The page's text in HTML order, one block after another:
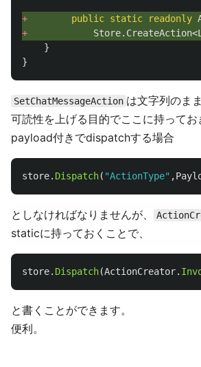
+ public static readonly
+
Store. CreateAction<
}
}
SetChatMessageAction は文字列のま
可読性を上げる目的でここに持ってお
payload付きでdispatchする場合
store. Dispatch( "ActionType" ,
としなければなりませんが、
staticに持っておくことで、
store. Dispatch(ActionCreator.
と書くことができます。
便利。